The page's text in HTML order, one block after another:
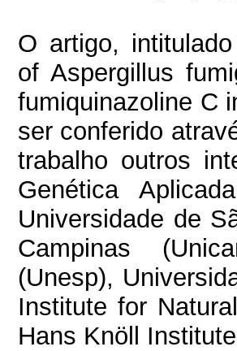
O artigo,
of Aspergillus
fumiquinazoline C
ser conferido
trabalho outros
Genética
Universidade de
Campinas
(Unesp),
Institute for
Hans Knöll